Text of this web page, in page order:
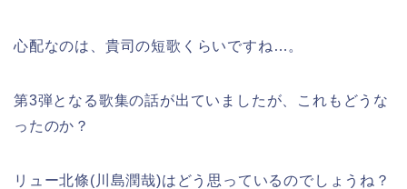
心配なのは、貴司の短歌くらいですね…。
第3弾となる歌集の話が出ていましたが、これもどうな
ったのか？
リュー北條(川島潤哉)はどう思っているのでしょうね？